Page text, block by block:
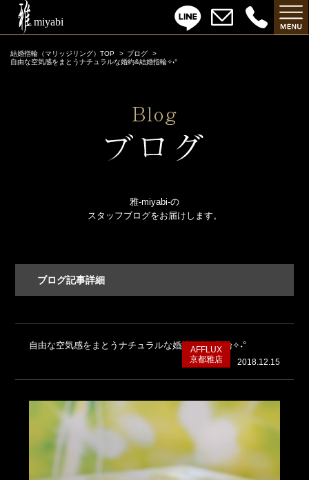
結婚指輪（マリッジリング）TOP
ブログ
自由な空気感をまとうナチュラルな婚約&結婚指輪✧˖°
雅-miyabi-の
スタッフブログをお届けします。
ブログ記事詳細
自由な空気感をまとうナチュラルな婚約&結婚指輪✧˖°
2018.12.15
AFFLUX
京都雅店